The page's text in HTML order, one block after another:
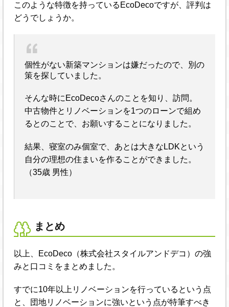
このような特徴を持っているEcoDecoですが、評判は
どうでしょうか。
個性がない新築マンションは嫌だったので、別の
策を探していました。
そんな時にEcoDecoさんのことを知り、訪問。
中古物件とリノベーションを1つのローンで組め
るとのことで、お願いすることになりました。
結果、寝室のみ個室で、あとは大きなLDKという
自分の理想の住まいを作ることができました。
（35歳 男性）
まとめ
以上、EcoDeco（株式会社スタイルアンドデコ）の強
みと口コミをまとめました。
すでに10年以上リノベーションを行っているという点
と、団地リノベーションに強いという点が特筆すべき